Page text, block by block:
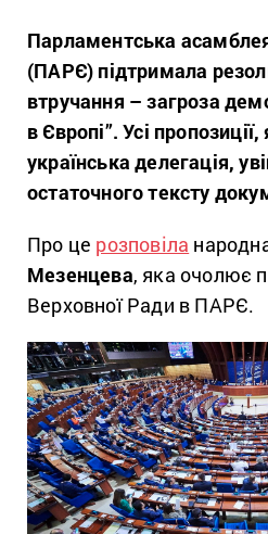
Парламентська
(ПАРЄ) підтримала
втручання – загроза
в Європі”. Усі
українська делегація,
остаточного тексту
Про це розповіла
Мезенцева, яка очолює
Верховної Ради в ПАРЄ.